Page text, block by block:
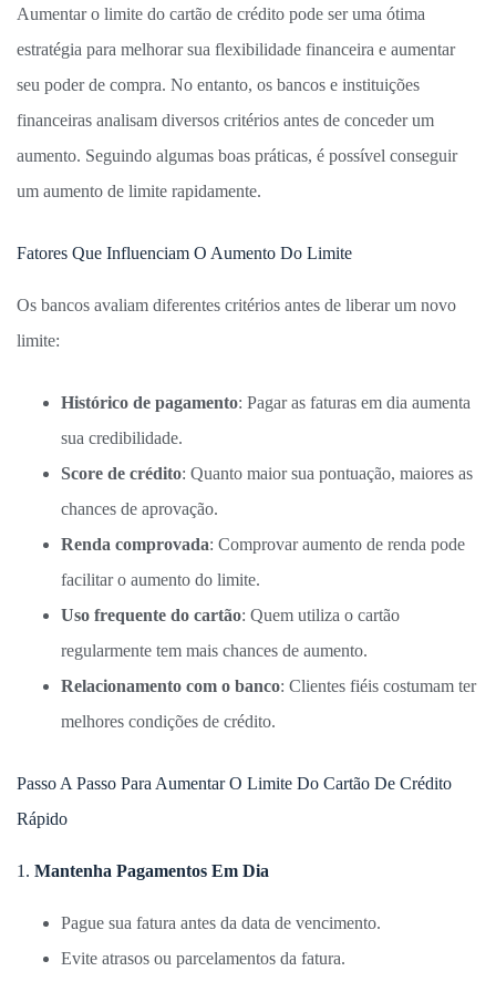
Aumentar o limite do cartão de crédito pode ser uma ótima
estratégia para melhorar sua flexibilidade financeira e aumentar
seu poder de compra. No entanto, os bancos e instituições
financeiras analisam diversos critérios antes de conceder um
aumento. Seguindo algumas boas práticas, é possível conseguir
um aumento de limite rapidamente.
Fatores Que Influenciam O Aumento Do Limite
Os bancos avaliam diferentes critérios antes de liberar um novo
limite:
Histórico de pagamento: Pagar as faturas em dia aumenta
sua credibilidade.
Score de crédito: Quanto maior sua pontuação, maiores as
chances de aprovação.
Renda comprovada: Comprovar aumento de renda pode
facilitar o aumento do limite.
Uso frequente do cartão: Quem utiliza o cartão
regularmente tem mais chances de aumento.
Relacionamento com o banco: Clientes fiéis costumam ter
melhores condições de crédito.
Passo A Passo Para Aumentar O Limite Do Cartão De Crédito
Rápido
1. Mantenha Pagamentos Em Dia
Pague sua fatura antes da data de vencimento.
Evite atrasos ou parcelamentos da fatura.